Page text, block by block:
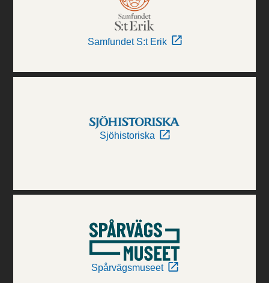
Samfundet S:t Erik
Sjöhistoriska
Spårvägsmuseet